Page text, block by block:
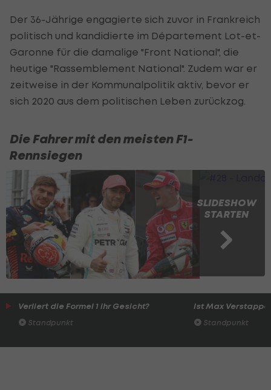
Der 36-Jährige engagierte sich zuvor in Frankreich
politisch und kandidierte im Département Lot-et-
Garonne für die damalige "Front National", die
heutige "Rassemblement National". Zudem war er
zeitweise in der Kommunalpolitik aktiv, bevor er
sich 2020 aus dem politischen Leben zurückzog.
Die Fahrer mit den meisten F1-
Rennsiegen
SLIDESHOW
STARTEN
Verliert die Formel 1 ihr Gesicht?
Standpunkt
Ist Max
Standpunkt